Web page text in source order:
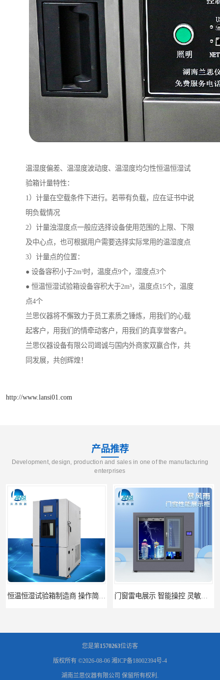
温湿度偏差、温湿度波动度、温湿度均匀性恒温恒湿试
验箱计量特性：
1）计量在空载条件下进行。若带有负载，应在证书中说
明负载情况
2）计量浊湿度点一般应选择设备使用范围的上限、下限
及中心点，也可根据用户需要选择实际常用的温湿度点
3）计量点的位置：
● 设备容积小于2m³时，温度点9个，湿度点3个
● 恒温恒湿试验箱设备容积大于2m³，温度点15个，温度
点4个
兰思仪器将不懈致力于员工素质之锤炼，用我们的心载
起客户，用我们的情牵动客户，用我们的真享誉客户。
兰思仪器设备有限公司竭诚与国内外商家双赢合作，共
同发展，共创辉煌！
http://www.lansi01.com
产品推荐
Development, design, production and sales in one of the manufacturing
enterprises
门窗雷电展示 智能操控 灵敏方便
您是第1570263位访客
版权所有 ©2026-08-06 湘ICP备18002394号-4
湖南兰思仪器有限公司 保留所有权利.